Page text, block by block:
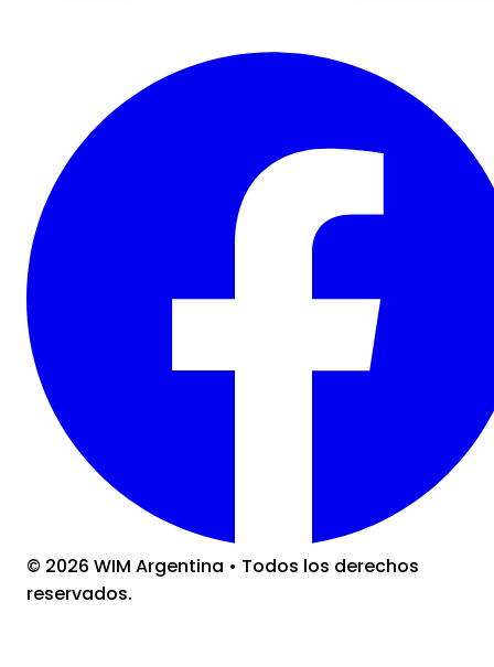
© 2026 WIM Argentina • Todos los derechos
reservados.